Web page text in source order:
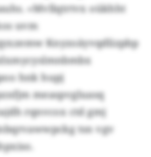
«Mvllqtrtvx oükhht
uvm
Knyzoäyvqdlizpbp
hnk hupj
measpvgluasq
rqnvcox ctd gmj
tsn vgv